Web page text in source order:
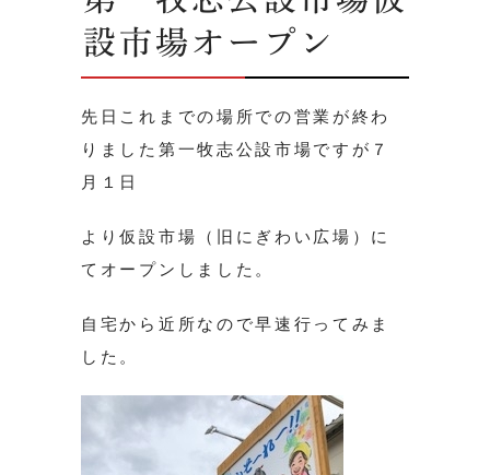
設市場オープン
先日これまでの場所での営業が終わ
りました第一牧志公設市場ですが７
月１日
より仮設市場（旧にぎわい広場）に
てオープンしました。
自宅から近所なので早速行ってみま
した。